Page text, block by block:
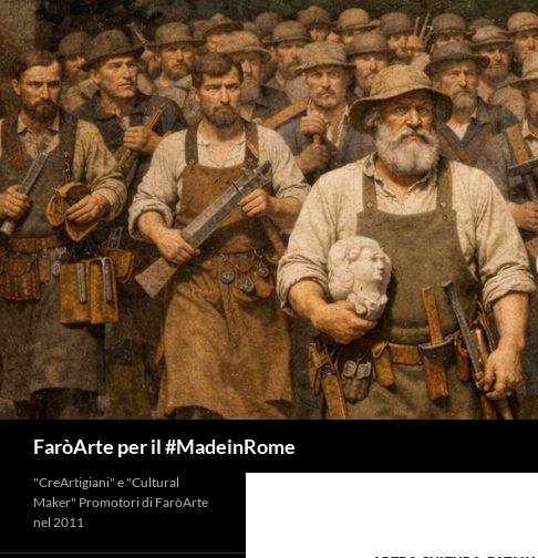
Vai
al
contenuto
FaròArte per il #MadeinRome
"CreArtigiani" e "Cultural
Maker" Promotori di FaròArte
nel 2011